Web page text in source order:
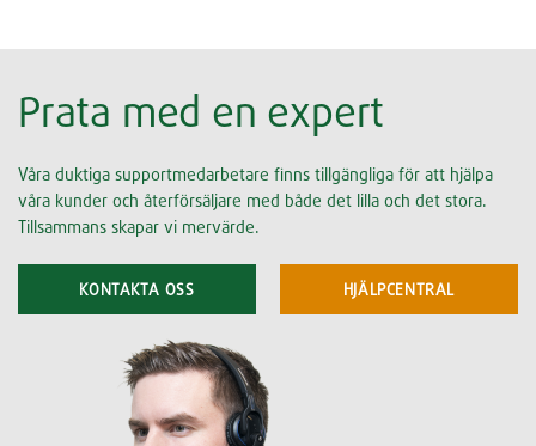
Prata med en expert
Våra duktiga supportmedarbetare finns tillgängliga för att hjälpa
våra kunder och återförsäljare med både det lilla och det stora.
Tillsammans skapar vi mervärde.
KONTAKTA OSS HJÄLPCENTRAL